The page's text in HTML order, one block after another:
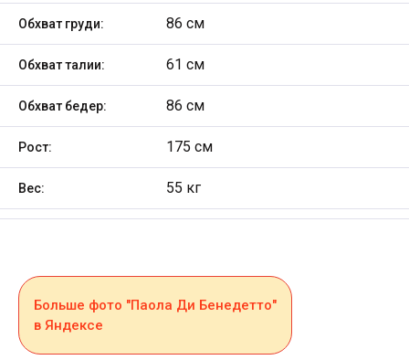
Обхват груди: 86 см
Обхват талии: 61 см
Обхват бедер: 86 см
Рост: 175 см
Вес: 55 кг
Больше фото "Паола Ди Бенедетто"
в Яндексе